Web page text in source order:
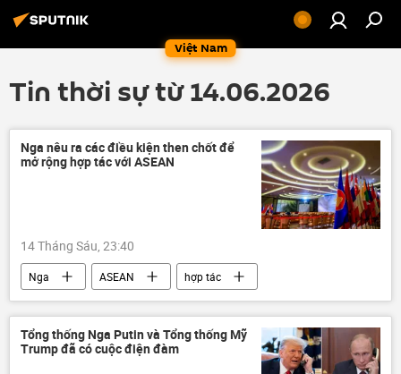
Việt Nam
Tin thời sự từ 14.06.2026
Nga nêu ra các điều kiện then chốt để
mở rộng hợp tác với ASEAN
14 Tháng Sáu, 23:40
Nga ASEAN
hợp tác
quan hệ
Thế giới
Tổng thống Nga Putin và Tổng thống Mỹ
Trump đã có cuộc điện đàm